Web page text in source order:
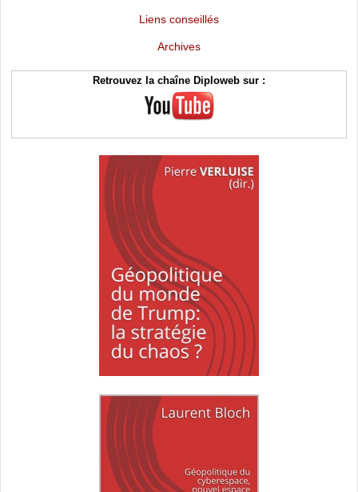
Liens conseillés
Archives
Retrouvez la chaîne Diploweb sur :